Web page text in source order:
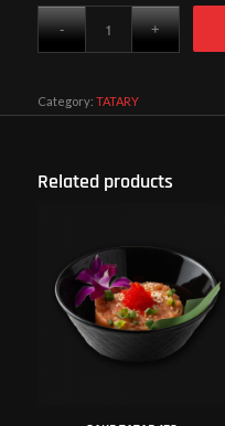
Category: TATARY
Related products